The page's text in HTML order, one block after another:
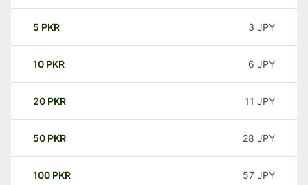
5 PKR 3 JPY
10 PKR 6 JPY
20 PKR 11 JPY
50 PKR 28 JPY
100 PKR 57 JPY